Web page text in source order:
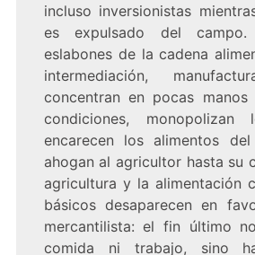
incluso inversionistas
es expulsado del
eslabones de la cadena
intermediación,
concentran en pocas
condiciones, monopolizan
encarecen los alimentos
ahogan al agricultor hasta su
agricultura y la alimentación
básicos desaparecen en
mercantilista: el fin último
comida ni trabajo, sino